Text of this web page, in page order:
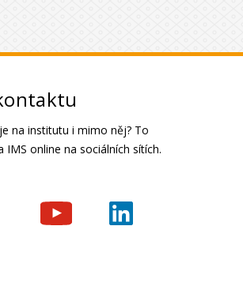
na institutu i mimo něj? To
online na sociálních sítích.